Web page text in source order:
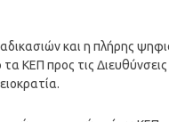
και η πλήρης
τα ΚΕΠ προς τις